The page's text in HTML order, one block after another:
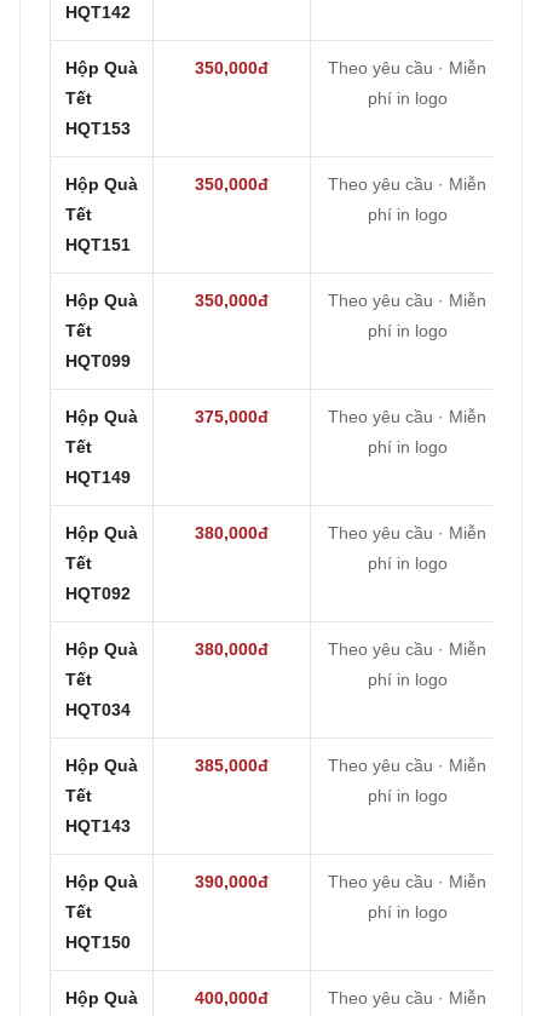
HQT142
Hộp Quà
Tết
HQT153
350,000đ
Theo yêu cầu · Miễn
phí in logo
Hộp Quà
Tết
HQT151
350,000đ
Theo yêu cầu · Miễn
phí in logo
Hộp Quà
Tết
HQT099
350,000đ
Theo yêu cầu · Miễn
phí in logo
Hộp Quà
Tết
HQT149
375,000đ
Theo yêu cầu · Miễn
phí in logo
Hộp Quà
Tết
HQT092
380,000đ
Theo yêu cầu · Miễn
phí in logo
Hộp Quà
Tết
HQT034
380,000đ
Theo yêu cầu · Miễn
phí in logo
Hộp Quà
Tết
HQT143
385,000đ
Theo yêu cầu · Miễn
phí in logo
Hộp Quà
Tết
HQT150
390,000đ
Theo yêu cầu · Miễn
phí in logo
Hộp Quà
400,000đ
Theo yêu cầu · Miễn